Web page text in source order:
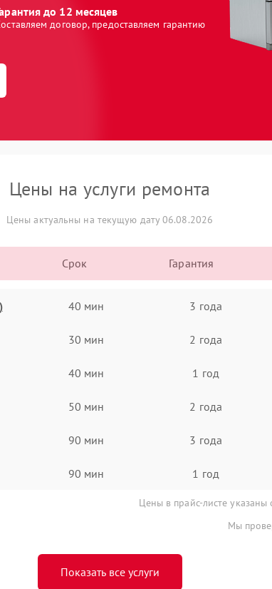
до 12 месяцев
договор, предоставляем гарантию
Цены на услуги ремонта
Цены актуальны на текущую дату 06.08.2026
Срок Гарантия
40 мин 3 года
30 мин 2 года
40 мин 1 год
50 мин 2 года
90 мин 3 года
90 мин 1 год
Цены в прайс-листе указаны
Мы
Показать все услуги